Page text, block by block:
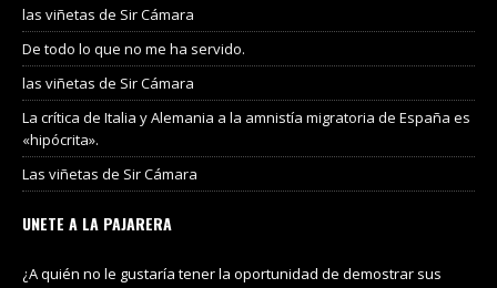
las viñetas de Sir Cámara
De todo lo que no me ha servido.
las viñetas de Sir Cámara
La crítica de Italia y Alemania a la amnistía migratoria de España es
«hipócrita».
Las viñetas de Sir Cámara
UNETE A LA PAJARERA
¿A quién no le gustaría tener la oportunidad de demostrar sus